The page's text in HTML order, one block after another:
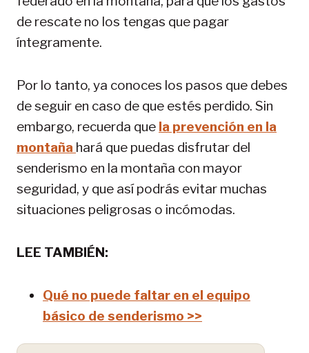
de rescate no los tengas que pagar
íntegramente.
Por lo tanto, ya conoces los pasos que debes
de seguir en caso de que estés perdido. Sin
embargo, recuerda que la prevención en la
montaña hará que puedas disfrutar del
senderismo en la montaña con mayor
seguridad, y que así podrás evitar muchas
situaciones peligrosas o incómodas.
LEE TAMBIÉN:
Qué no puede faltar en el equipo
básico de senderismo >>